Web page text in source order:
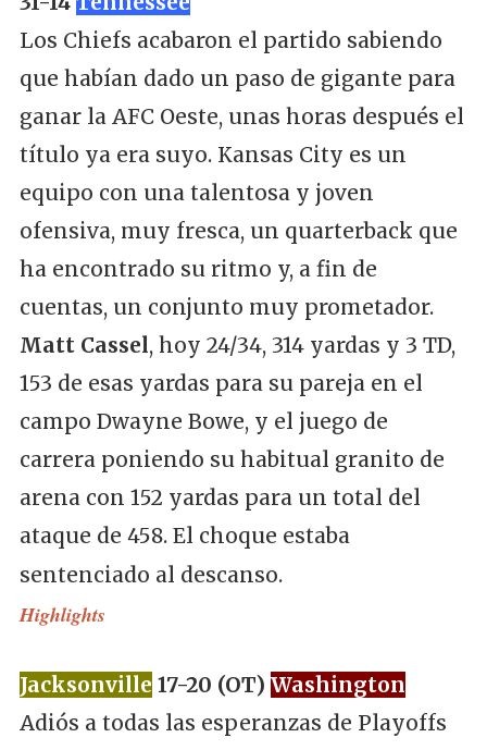
Los Chiefs acabaron el partido sabiendo
que habían dado un paso de gigante para
ganar la AFC Oeste, unas horas después el
título ya era suyo. Kansas City es un
equipo con una talentosa y joven
ofensiva, muy fresca, un quarterback que
ha encontrado su ritmo y, a fin de
cuentas, un conjunto muy prometador.
Matt Cassel, hoy 24/34, 314 yardas y 3 TD,
153 de esas yardas para su pareja en el
campo Dwayne Bowe, y el juego de
carrera poniendo su habitual granito de
arena con 152 yardas para un total del
ataque de 458. El choque estaba
sentenciado al descanso.
Highlights
Jacksonville 17-20 (OT) Washington
Adiós a todas las esperanzas de Playoffs